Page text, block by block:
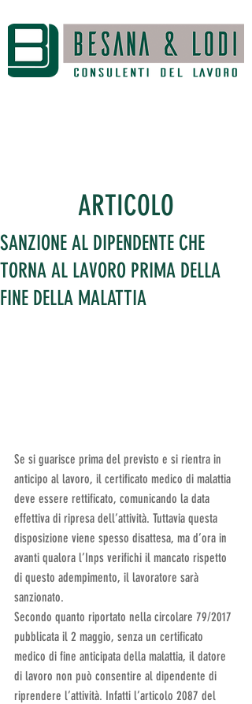
ARTICOLO
SANZIONE AL DIPENDENTE CHE
TORNA AL LAVORO PRIMA DELLA
FINE DELLA MALATTIA
Se si guarisce prima del previsto e si rientra in
anticipo al lavoro, il certificato medico di malattia
deve essere rettificato, comunicando la data
effettiva di ripresa dell’attività. Tuttavia questa
disposizione viene spesso disattesa, ma d’ora in
avanti qualora l’Inps verifichi il mancato rispetto
di questo adempimento, il lavoratore sarà
sanzionato.
Secondo quanto riportato nella circolare 79/2017
pubblicata il 2 maggio, senza un certificato
medico di fine anticipata della malattia, il datore
di lavoro non può consentire al dipendente di
riprendere l’attività. Infatti l’articolo 2087 del